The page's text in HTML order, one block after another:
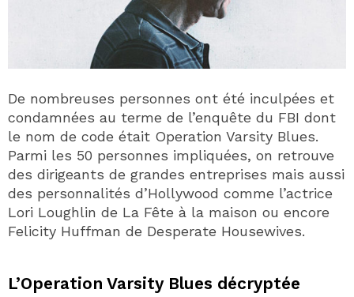
De nombreuses personnes ont été inculpées et
condamnées au terme de l’enquête du FBI dont
le nom de code était Operation Varsity Blues.
Parmi les 50 personnes impliquées, on retrouve
des dirigeants de grandes entreprises mais aussi
des personnalités d’Hollywood comme l’actrice
Lori Loughlin de La Fête à la maison ou encore
Felicity Huffman de Desperate Housewives.
L’Operation Varsity Blues décryptée